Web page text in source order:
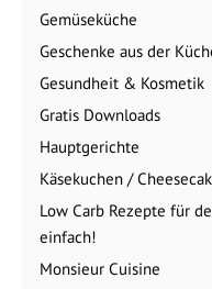
Gemüseküche
Geschenke aus der
Gesundheit & Kosmetik
Gratis Downloads
Hauptgerichte
Käsekuchen /
Low Carb Rezepte für
einfach!
Monsieur Cuisine